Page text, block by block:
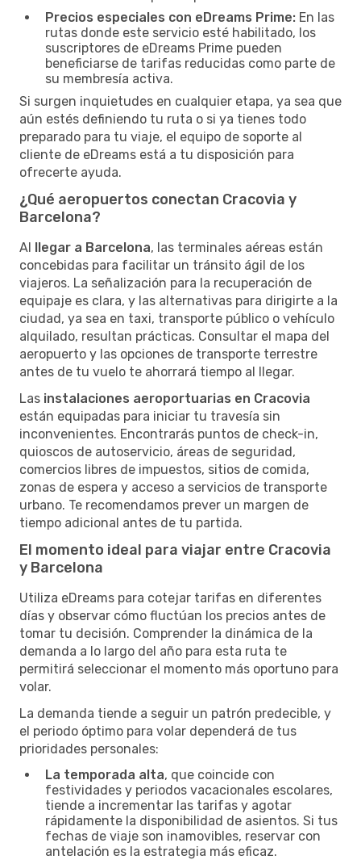
Precios especiales con eDreams Prime: En las
rutas donde este servicio esté habilitado, los
suscriptores de eDreams Prime pueden
beneficiarse de tarifas reducidas como parte de
su membresía activa.
Si surgen inquietudes en cualquier etapa, ya sea que
aún estés definiendo tu ruta o si ya tienes todo
preparado para tu viaje, el equipo de soporte al
cliente de eDreams está a tu disposición para
ofrecerte ayuda.
¿Qué aeropuertos conectan Cracovia y
Barcelona?
Al llegar a Barcelona, las terminales aéreas están
concebidas para facilitar un tránsito ágil de los
viajeros. La señalización para la recuperación de
equipaje es clara, y las alternativas para dirigirte a la
ciudad, ya sea en taxi, transporte público o vehículo
alquilado, resultan prácticas. Consultar el mapa del
aeropuerto y las opciones de transporte terrestre
antes de tu vuelo te ahorrará tiempo al llegar.
Las instalaciones aeroportuarias en Cracovia
están equipadas para iniciar tu travesía sin
inconvenientes. Encontrarás puntos de check-in,
quioscos de autoservicio, áreas de seguridad,
comercios libres de impuestos, sitios de comida,
zonas de espera y acceso a servicios de transporte
urbano. Te recomendamos prever un margen de
tiempo adicional antes de tu partida.
El momento ideal para viajar entre Cracovia
y Barcelona
Utiliza eDreams para cotejar tarifas en diferentes
días y observar cómo fluctúan los precios antes de
tomar tu decisión. Comprender la dinámica de la
demanda a lo largo del año para esta ruta te
permitirá seleccionar el momento más oportuno para
volar.
La demanda tiende a seguir un patrón predecible, y
el periodo óptimo para volar dependerá de tus
prioridades personales:
La temporada alta, que coincide con
festividades y periodos vacacionales escolares,
tiende a incrementar las tarifas y agotar
rápidamente la disponibilidad de asientos. Si tus
fechas de viaje son inamovibles, reservar con
antelación es la estrategia más eficaz.